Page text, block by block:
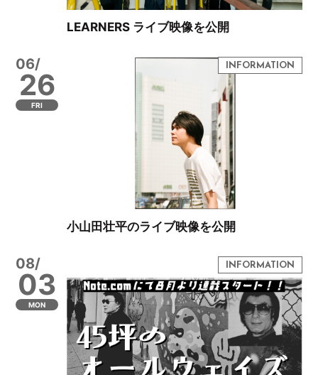
LEARNERS ライブ映像を公開
06/
26
FRI
小山田壮平のライブ映像を公開
08/
03
MON